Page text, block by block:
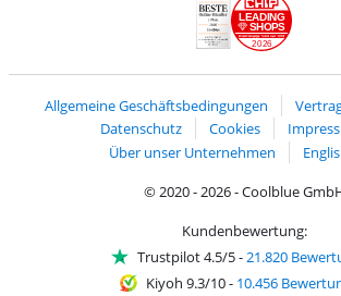
2026
LEADING
SHOPS
Allgemeine Geschäftsbedingungen
Datenschutz
Cookies
Über unser Unternehmen
© 2020 - 2026 - Coolblue
Kundenbewertung:
Trustpilot 4.5/5- 21.820
Kiyoh 9.3/10- 10.456